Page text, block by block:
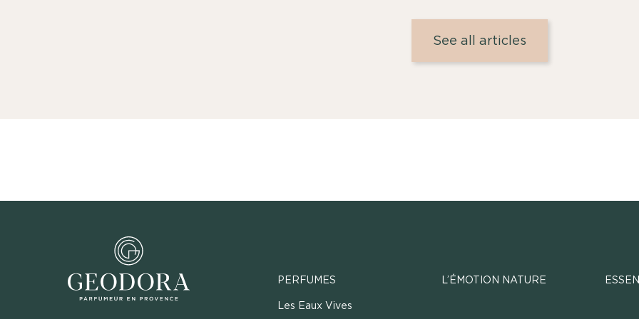
See all articles
PERFUMES
Les Eaux Vives
L’ÉMOTION NATURE